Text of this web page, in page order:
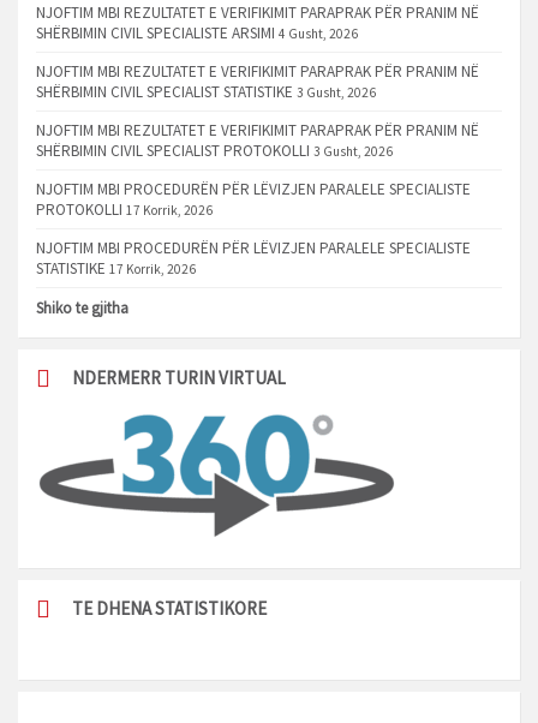
NJOFTIM MBI REZULTATET E VERIFIKIMIT PARAPRAK PËR PRANIM NË
SHËRBIMIN CIVIL SPECIALISTE ARSIMI 4 Gusht, 2026
NJOFTIM MBI REZULTATET E VERIFIKIMIT PARAPRAK PËR PRANIM NË
SHËRBIMIN CIVIL SPECIALIST STATISTIKE 3 Gusht, 2026
NJOFTIM MBI REZULTATET E VERIFIKIMIT PARAPRAK PËR PRANIM NË
SHËRBIMIN CIVIL SPECIALIST PROTOKOLLI 3 Gusht, 2026
NJOFTIM MBI PROCEDURËN PËR LËVIZJEN PARALELE SPECIALISTE
PROTOKOLLI 17 Korrik, 2026
NJOFTIM MBI PROCEDURËN PËR LËVIZJEN PARALELE SPECIALISTE
STATISTIKE 17 Korrik, 2026
Shiko te gjitha
NDERMERR TURIN VIRTUAL
TE DHENA STATISTIKORE